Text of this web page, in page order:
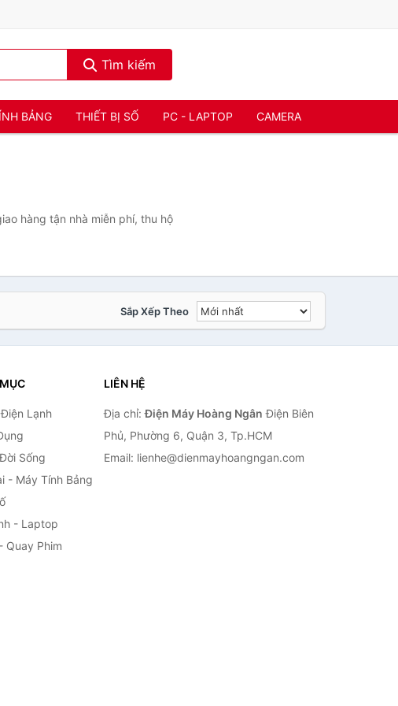
Tìm kiếm
BẢNG THIẾT BỊ SỐ PC - LAPTOP CAMERA
hàng tận nhà miễn phí, thu hộ
Sắp Xếp Theo
Lạnh
Sống
- Máy Tính Bảng
- Laptop
Quay Phim
LIÊN HỆ
Địa chỉ:Điện Máy Hoàng Ngân Điện Biên
Phủ, Phường 6, Quận 3, Tp.HCM
Email: lienhe@dienmayhoangngan.com